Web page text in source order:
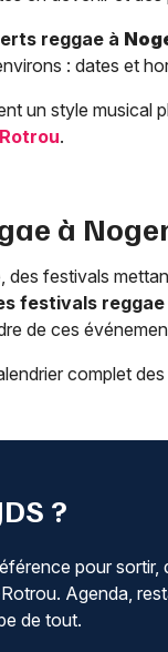
reggae à
: dates et
un style musical
.
à
des festivals
festivals reggae
de ces
complet des
?
pour sortir,
Agenda,
de tout.